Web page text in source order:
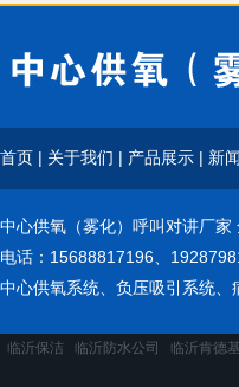
首页 | 关于我们 | 产品展示 | 新
中心供氧（雾化）呼叫对讲厂
电话：15688817196、
中心供氧系统
负压吸引系统
临沂保洁 临沂防水公司 临沂肯德